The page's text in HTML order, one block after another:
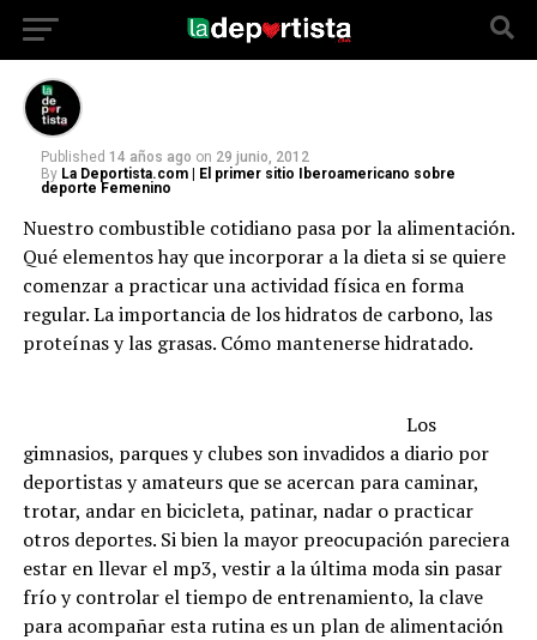
el auto
Published 14 años ago on 29 junio, 2012
By La Deportista.com | El primer sitio Iberoamericano sobre
deporte Femenino
Nuestro combustible cotidiano pasa por la alimentación.
Qué elementos hay que incorporar a la dieta si se quiere
comenzar a practicar una actividad física en forma
regular. La importancia de los hidratos de carbono, las
proteínas y las grasas. Cómo mantenerse hidratado.
Los
gimnasios, parques y clubes son invadidos a diario por
deportistas y amateurs que se acercan para caminar,
trotar, andar en bicicleta, patinar, nadar o practicar
otros deportes. Si bien la mayor preocupación pareciera
estar en llevar el mp3, vestir a la última moda sin pasar
frío y controlar el tiempo de entrenamiento, la clave
para acompañar esta rutina es un plan de alimentación